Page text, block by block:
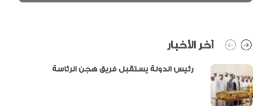
آخر الأخبار